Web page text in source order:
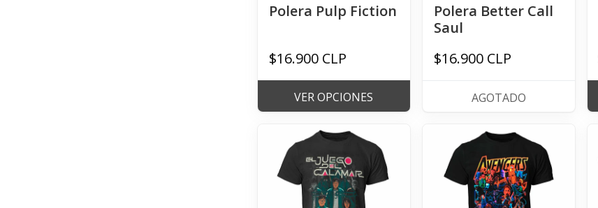
Polera Pulp Fiction
$16.900 CLP
VER OPCIONES
Polera Better Call
Saul
$16.900 CLP
AGOTADO